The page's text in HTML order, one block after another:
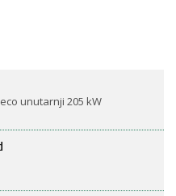
unutarnji 205 kW